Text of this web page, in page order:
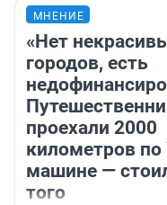
МНЕНИЕ
«Нет
городов, есть
проехали 2000
километров по
машине —
того